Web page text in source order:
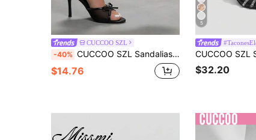
CUCCOO SZL
-40% CUCCOO SZL Sandalias de tacón alto con punta abierta, transpirables de malla, versátiles y sencillas con lazo y tacón fino, pantuflas para mujer, verano 2026
$14.76
5
$32.20